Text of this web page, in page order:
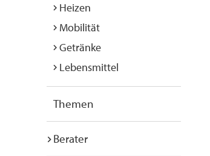
Heizen
Mobilität
Getränke
Lebensmittel
Themen
Berater